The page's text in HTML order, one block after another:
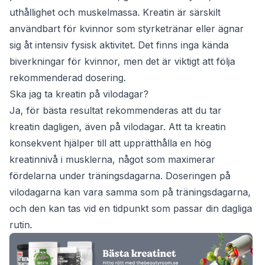
uthållighet och muskelmassa. Kreatin är särskilt
användbart för kvinnor som styrketränar eller ägnar
sig åt intensiv fysisk aktivitet. Det finns inga kända
biverkningar för kvinnor, men det är viktigt att följa
rekommenderad dosering.
Ska jag ta kreatin på vilodagar?
Ja, för bästa resultat rekommenderas att du tar
kreatin dagligen, även på vilodagar. Att ta kreatin
konsekvent hjälper till att upprätthålla en hög
kreatinnivå i musklerna, något som maximerar
fördelarna under träningsdagarna. Doseringen på
vilodagarna kan vara samma som på träningsdagarna,
och den kan tas vid en tidpunkt som passar din dagliga
rutin.